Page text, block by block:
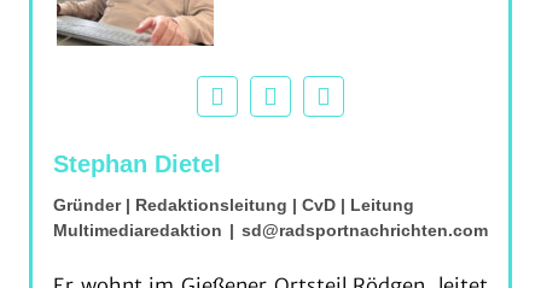
Stephan Dietel
Gründer | Redaktionsleitung | CvD | Leitung
Multimediaredaktion | sd@radsportnachrichten.com